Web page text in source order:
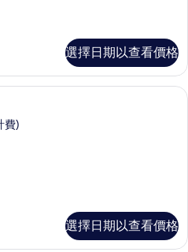
選擇日期以查看價格
書桌、免費搖籃/嬰兒床、免費無線上
費)
選擇日期以查看價格